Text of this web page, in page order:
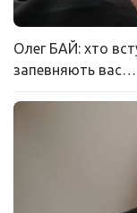
Олег БАЙ: хто
запевняють вас…